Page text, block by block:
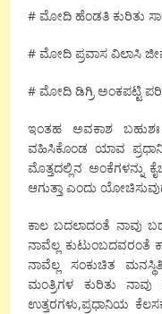
# ಮೋದಿ ಹೆಂಡತಿ ಕುರಿತು
# ಮೋದಿ ಪ್ರವಾಸ ವಿಲಾಸಿ
# ಮೋದಿ ಡಿಗ್ರಿ ಅಂಕಪಟ್ಟಿ
ಇಂತಹ ಅವಕಾಶ ಬಹುಶಃ
ವಹಿಸಿಕೊಂಡ ಯಾವ ಪ್ರಧಾನಿ
ಮೊತ್ತದಲ್ಲಿನ ಅಂಕೆಗಳನ್ನು
ಆಗುತ್ತಾ ಎಂದು
ಕಾಲ ಬದಲಾದಂತೆ ನಾವು
ನಾವೆಲ್ಲ
ನಾವೆಲ್ಲ ಸಂಕುಚಿತ
ಮಂತ್ರಿಗಳ ಕುರಿತು ನಾವು
ಉತ್ತರಗಳು,ಪ್ರಧಾನಿಯ